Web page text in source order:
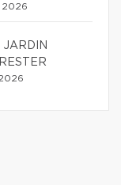
2026
JARDIN